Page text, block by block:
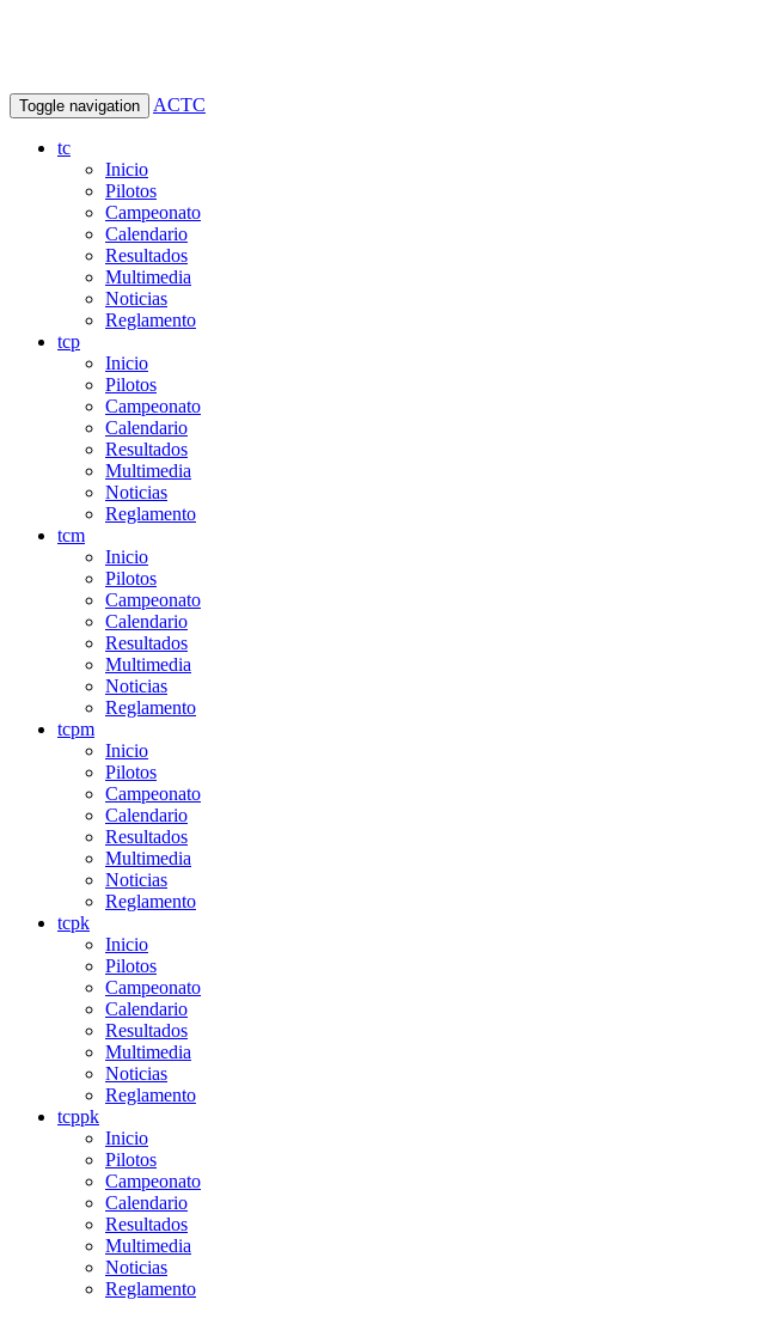
Toggle navigation ACTC
tc
Inicio
Pilotos
Campeonato
Calendario
Resultados
Multimedia
Noticias
Reglamento
tcp
Inicio
Pilotos
Campeonato
Calendario
Resultados
Multimedia
Noticias
Reglamento
tcm
Inicio
Pilotos
Campeonato
Calendario
Resultados
Multimedia
Noticias
Reglamento
tcpm
Inicio
Pilotos
Campeonato
Calendario
Resultados
Multimedia
Noticias
Reglamento
tcpk
Inicio
Pilotos
Campeonato
Calendario
Resultados
Multimedia
Noticias
Reglamento
tcppk
Inicio
Pilotos
Campeonato
Calendario
Resultados
Multimedia
Noticias
Reglamento